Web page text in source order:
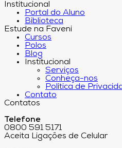
Institucional
Portal do Aluno
Biblioteca
Estude na Faveni
Cursos
Polos
Blog
Institucional
Serviços
Conheça-nos
Política de
Contato
Contatos
Telefone
0800 591 5171
Aceita Ligações de Celular